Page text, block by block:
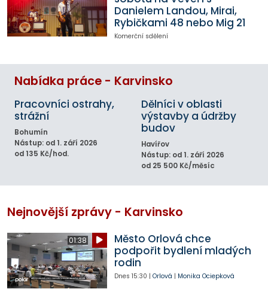
Danielem Landou, Mirai,
Rybičkami 48 nebo Mig 21
Komerční sdělení
Nabídka práce - Karvinsko
Pracovníci ostrahy,
strážní
Bohumín
Nástup: od 1. září 2026
od 135 Kč/hod.
Dělníci v oblasti
výstavby a údržby
budov
Havířov
Nástup: od 1. září 2026
od 25 500 Kč/měsíc
Nejnovější zprávy - Karvinsko
01:38
Město Orlová chce
podpořit bydlení mladých
rodin
Dnes 15:30 | Orlová | Monika Ociepková